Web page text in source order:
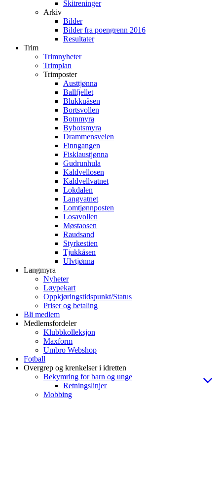
Skitreninger
Arkiv
Bilder
Bilder fra poengrenn 2016
Resultater
Trim
Trimnyheter
Trimplan
Trimposter
Austtjønna
Ballfjellet
Blukkuåsen
Bortsvollen
Botnmyra
Bybotsmyra
Drammensveien
Finngangen
Fisklaustjønna
Gudrunhula
Kaldvellosen
Kaldvellvatnet
Lokdalen
Langvatnet
Lomtjønnposten
Losavollen
Møstaosen
Raudsand
Styrkestien
Tjukkåsen
Ulvtjønna
Langmyra
Nyheter
Løypekart
Oppkjøringstidspunkt/Status
Priser og betaling
Bli medlem
Medlemsfordeler
Klubbkolleksjon
Maxform
Umbro Webshop
Fotball
Overgrep og krenkelser i idretten
Bekymring for barn og unge
Retningslinjer
Mobbing